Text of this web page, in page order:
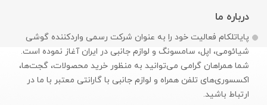
درباره ما
پایاتلکام فعالیت خود را به عنوان شرکت رسمی وارد‌کننده گوشی
شیائومی، اپل، سامسونگ و لوازم جانبی در ایران آغاز نموده است.
شما همراهان گرامی می‌توانید به منظور خرید محصولات، گجت‌ها،
اکسسوری‌های تلفن همراه و لوازم جانبی با گارانتی معتبر با ما در
ارتباط باشید.